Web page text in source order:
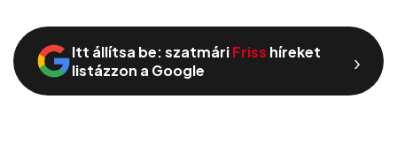
Itt állítsa be: szatmáriFriss híreket
listázzon a Google
›